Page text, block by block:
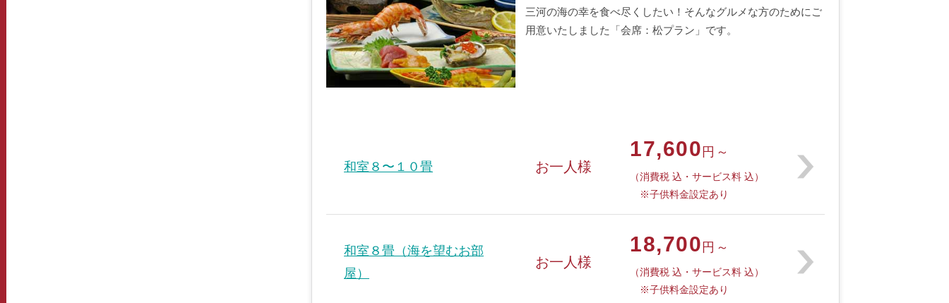
三河の海の幸を食べ尽くしたい！そんなグルメな方のためにご
用意いたしました「会席：松プラン」です。
和室８〜１０畳 お一人様
17,600 円～
（消費税 込・サービス料 込）
※子供料金設定あり
和室８畳（海を望むお部
屋）
お一人様
18,700 円～
（消費税 込・サービス料 込）
※子供料金設定あり